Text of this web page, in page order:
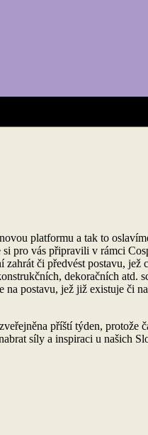
platformu a tak to
pro vás připravili v rámci
či předvést postavu, jež
dekoračních atd.
postavu, jež již existuje či
příští týden, protože
síly a inspiraci u našich